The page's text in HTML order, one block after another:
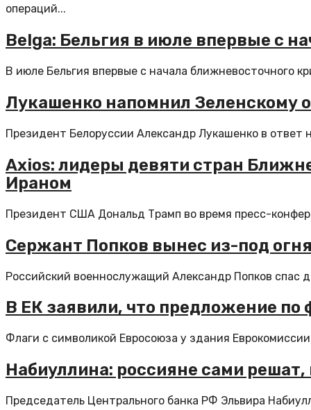
операций...
Belga: Бельгия в июле впервые с
В июле Бельгия впервые с начала ближневосточного
Лукашенко напомнил Зеленскому
Президент Белоруссии Александр Лукашенко в ответ
Axios: лидеры девяти стран
Ираном
Президент США Дональд Трамп во время пресс-
Сержант Попков вынес из-под
Российский военнослужащий Александр Попков спас
В ЕК заявили, что предложение
Флаги с символикой Евросоюза у здания
Набиуллина: россияне сами
Председатель Центрального банка РФ Эльвира